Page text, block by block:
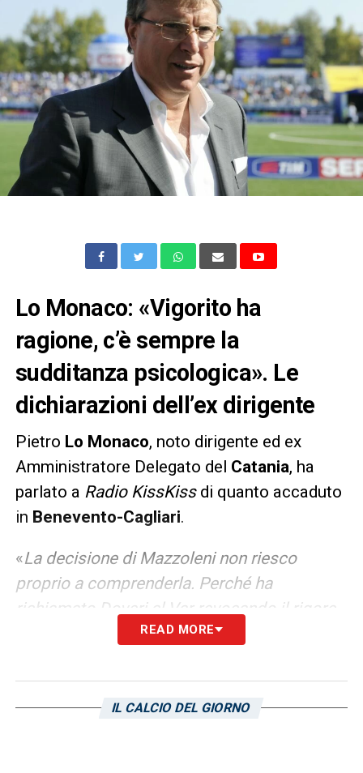
Lo Monaco: «Vigorito ha
ragione, c’è sempre la
sudditanza psicologica». Le
dichiarazioni dell’ex dirigente
Pietro Lo Monaco, noto dirigente ed ex
Amministratore Delegato del Catania, ha
parlato a Radio KissKissdi quanto accaduto
in Benevento-Cagliari.
«La decisione di Mazzoleni non riesco
proprio a comprenderla. Perché ha
richiamato Doveri al Var revocando il rigore
alla squadra di Inzaghi? Io sono pienamente
decisione dell’arbitro capovolta da terzi ci si
gioca l’intera salvezza. Anche lo sfogo di
READ MORE
IL CALCIO DEL GIORNO